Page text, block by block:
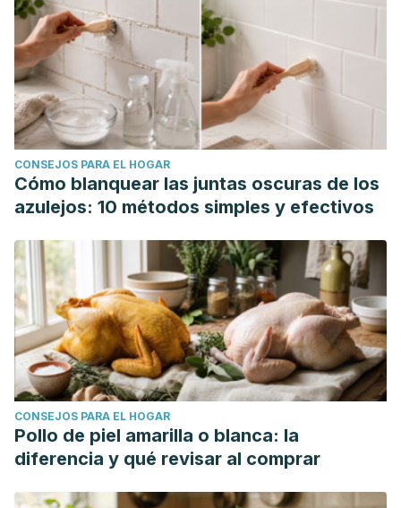
CONSEJOS PARA EL HOGAR
Cómo blanquear las juntas oscuras de los
azulejos: 10 métodos simples y efectivos
CONSEJOS PARA EL HOGAR
Pollo de piel amarilla o blanca: la
diferencia y qué revisar al comprar